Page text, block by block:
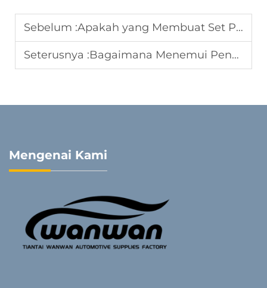
Sebelum :Apakah yang Membuat Set Penutup Tempat Duduk Kereta Lengkap Ideal untuk Pengedar Global
Seterusnya :Bagaimana Menemui Pengilang Penutup Tempat Duduk Kereta yang Boleh Dipercayai untuk Perniagaan Eksport
Mengenai Kami